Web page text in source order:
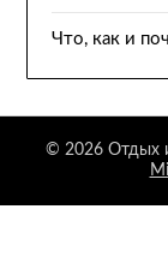
Что, как и
© 2026 Отдых